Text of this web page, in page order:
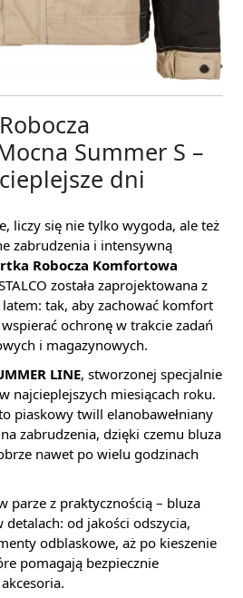
Summer S –
dni
liczy się nie tylko wygoda, ale też
zabrudzenia i intensywną
Robocza Komfortowa
została zaprojektowana z
tak, aby zachować komfort
ochronę w trakcie zadań
i magazynowych.
LINE, stworzonej specjalnie
najcieplejszych miesiącach roku.
piaskowy twill elanobawełniany
zabrudzenia, dzięki czemu bluza
nawet po wielu godzinach
parze z praktycznością – bluza
detalach: od jakości odszycia,
odblaskowe, aż po kieszenie
pomagają bezpiecznie